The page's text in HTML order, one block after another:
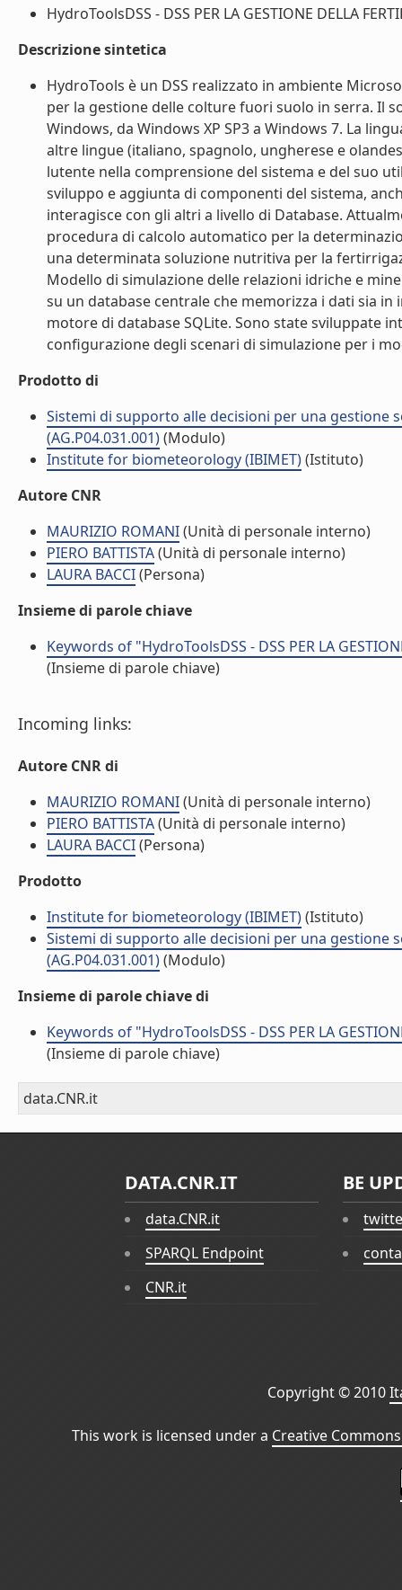
HydroToolsDSS - DSS PER LA GESTIONE DELLA
Descrizione sintetica
HydroTools è un DSS realizzato in ambiente
per la gestione delle colture fuori suolo in serra. Il
Windows, da Windows XP SP3 a Windows 7. La
altre lingue (italiano, spagnolo, ungherese e
lutente nella comprensione del sistema e del suo
sviluppo e aggiunta di componenti del sistema,
interagisce con gli altri a livello di Database.
procedura di calcolo automatico per la
una determinata soluzione nutritiva per la
Modello di simulazione delle relazioni idriche e
su un database centrale che memorizza i dati sia
motore di database SQLite. Sono state sviluppate
configurazione degli scenari di simulazione per i
Prodotto di
Sistemi di supporto alle decisioni per una gestione
(AG.P04.031.001)(Modulo)
Institute for biometeorology (IBIMET)(Istituto)
Autore CNR
MAURIZIO ROMANI(Unità di personale interno)
PIERO BATTISTA(Unità di personale interno)
LAURA BACCI(Persona)
Insieme di parole chiave
Keywords of "HydroToolsDSS - DSS PER LA
(Insieme di parole chiave)
Incoming links:
Autore CNR di
MAURIZIO ROMANI(Unità di personale interno)
PIERO BATTISTA(Unità di personale interno)
LAURA BACCI(Persona)
Prodotto
Institute for biometeorology (IBIMET)(Istituto)
Sistemi di supporto alle decisioni per una gestione
(AG.P04.031.001)(Modulo)
Insieme di parole chiave di
Keywords of "HydroToolsDSS - DSS PER LA
(Insieme di parole chiave)
data.CNR.it
DATA.CNR.IT
data.CNR.it
SPARQL Endpoint
CNR.it
BE
Copyright © 2010
This work is licensed under a Creative